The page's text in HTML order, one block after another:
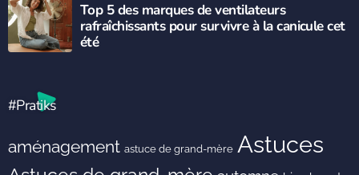
Top 5 des marques de ventilateurs
rafraîchissants pour survivre à la canicule cet
été
#Pratiks
aménagement astuce de grand-mère Astuces